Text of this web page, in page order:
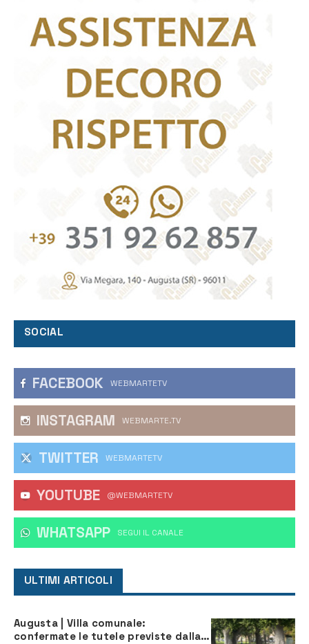
SOCIAL
FACEBOOK WEBMARTETV
INSTAGRAM WEBMARTE.TV
TWITTER WEBMARTETV
YOUTUBE @WEBMARTETV
WHATSAPP ‎SEGUI IL CANALE
ULTIMI ARTICOLI
Augusta | Villa comunale:
confermate le tutele previste dalla